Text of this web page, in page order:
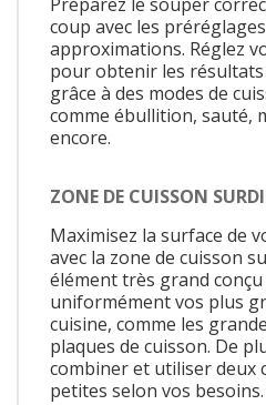
coup avec les
approximations. Réglez
pour obtenir les
grâce à des modes de
comme ébullition, sauté,
encore.
ZONE DE CUISSON
Maximisez la surface de
avec la zone de cuisson
élément très grand
uniformément vos plus
cuisine, comme les
plaques de cuisson. De
combiner et utiliser deux
petites selon vos besoins.